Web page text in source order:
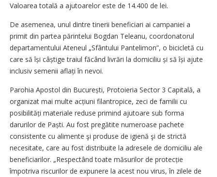
Valoarea totală a ajutoarelor este de 14.400 de lei.
De asemenea, unul dintre tinerii beneficiari ai campaniei a
primit din partea părintelui Bogdan Teleanu, coordonatorul
departamentului Ateneul „Sfântului Pantelimon”, o bicicletă cu
care să își câștige traiul făcând livrări la domiciliu și să își ajute
inclusiv semenii aflați în nevoi.
Parohia Apostol din București, Protoieria Sector 3 Capitală, a
organizat mai multe acțiuni filantropice, zeci de familii cu
posibilități materiale reduse primind ajutoare sub forma
darurilor de Paști. Au fost pregătite numeroase pachete
consistente cu alimente şi produse de igienă şi de strictă
necesitate, care au fost distribuite la adresele de domiciliu ale
beneficiarilor. „Respectând toate măsurilor de protecție
împotriva riscurilor de expunere la acest nou virus, în zilele de